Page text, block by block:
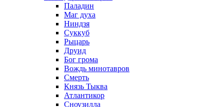
Паладин
Маг духа
Ниндзя
Суккуб
Рыцарь
Друид
Бог грома
Вождь минотавров
Смерть
Князь Тыква
Атлантикор
Сноузилла